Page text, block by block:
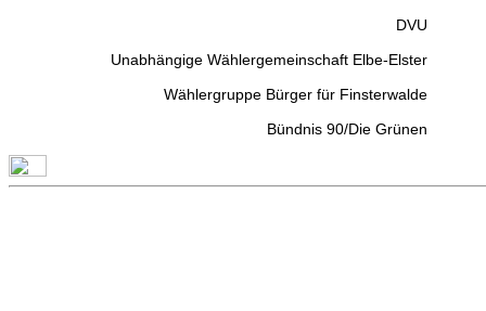
DVU
Unabhängige Wählergemeinschaft Elbe-Elster
Wählergruppe Bürger für Finsterwalde
Bündnis 90/Die Grünen